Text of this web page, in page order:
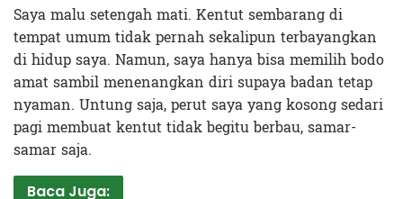
Saya malu setengah mati. Kentut sembarang di
tempat umum tidak pernah sekalipun terbayangkan
di hidup saya. Namun, saya hanya bisa memilih bodo
amat sambil menenangkan diri supaya badan tetap
nyaman. Untung saja, perut saya yang kosong sedari
pagi membuat kentut tidak begitu berbau, samar-
samar saja.
Baca Juga: